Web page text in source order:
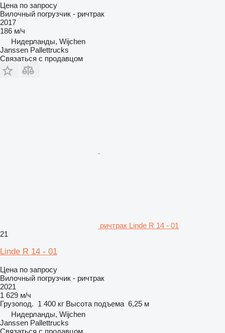
Цена по запросу
Вилочный погрузчик - ричтрак
2017
186 м/ч
Нидерланды, Wijchen
Janssen Pallettrucks
Связаться с продавцом
ричтрак Linde R 14 - 01
21
Linde R 14 - 01
Цена по запросу
Вилочный погрузчик - ричтрак
2021
1 629 м/ч
Грузопод. 1 400 кг Высота подъема 6,25 м
Нидерланды, Wijchen
Janssen Pallettrucks
Связаться с продавцом